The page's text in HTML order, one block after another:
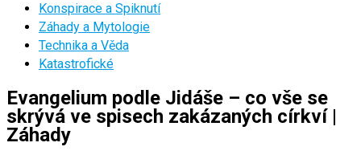
Konspirace a Spiknutí
Záhady a Mytologie
Technika a Věda
Katastrofické
Evangelium podle Jidáše – co vše se
skrývá ve spisech zakázaných církví |
Záhady